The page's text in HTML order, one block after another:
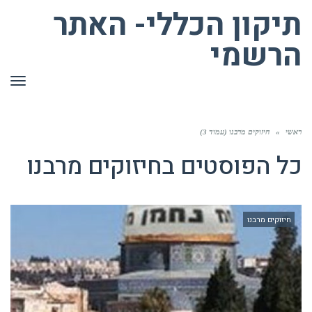
תיקון הכללי- האתר
הרשמי
ראשי » חיזוקים מרבנו (עמוד 3)
כל הפוסטים בחיזוקים מרבנו
חיזוקים מרבנו